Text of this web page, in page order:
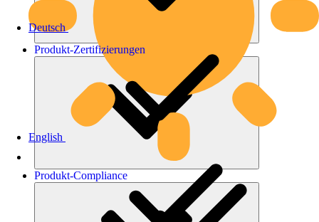
Deutsch
English
Produkt-Zertifizierungen
Produkt-Compliance